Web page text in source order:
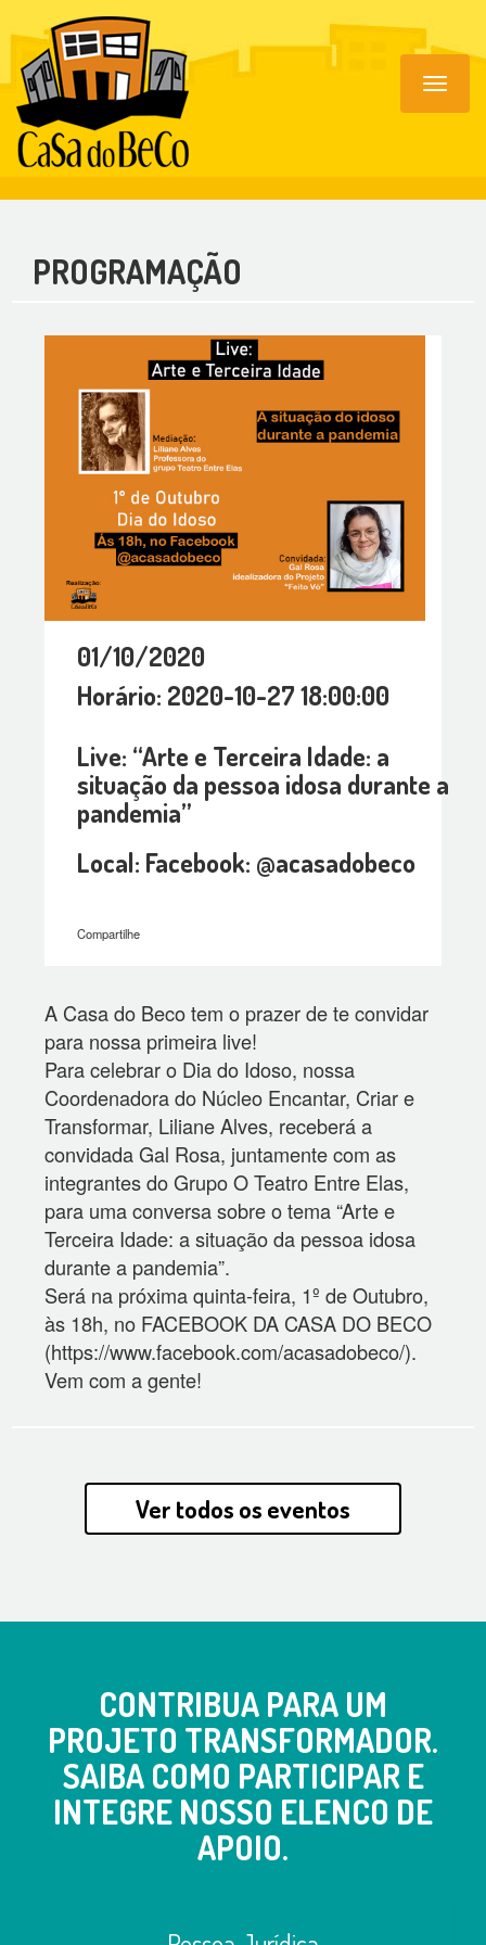
Toggle
PROGRAMAÇÃO
01/10/2020
Horário: 2020-10-27 18:00:00
Live: “Arte e Terceira Idade: a
situação da pessoa idosa durante a
pandemia”
Local: Facebook: @acasadobeco
Compartilhe
A Casa do Beco tem o prazer de te convidar
para nossa primeira live!
Para celebrar o Dia do Idoso, nossa
Coordenadora do Núcleo Encantar, Criar e
Transformar, Liliane Alves, receberá a
convidada Gal Rosa, juntamente com as
integrantes do Grupo O Teatro Entre Elas,
para uma conversa sobre o tema “Arte e
Terceira Idade: a situação da pessoa idosa
durante a pandemia”.
Será na próxima quinta-feira, 1º de Outubro,
às 18h, no FACEBOOK DA CASA DO BECO
(https://www.facebook.com/acasadobeco/).
Vem com a gente!
Ver todos os eventos
CONTRIBUA PARA UM
PROJETO TRANSFORMADOR.
SAIBA COMO PARTICIPAR E
INTEGRE NOSSO ELENCO DE
APOIO.